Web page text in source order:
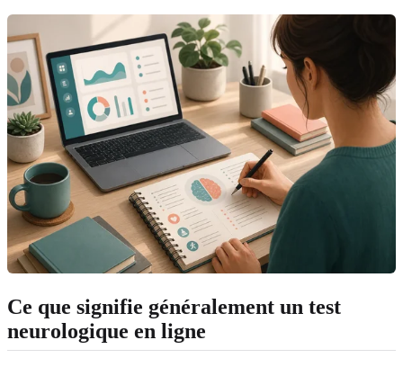
Ce que signifie généralement un test
neurologique en ligne